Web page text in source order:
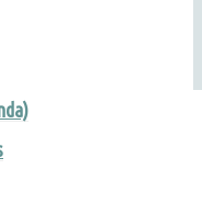
spam.
são processados